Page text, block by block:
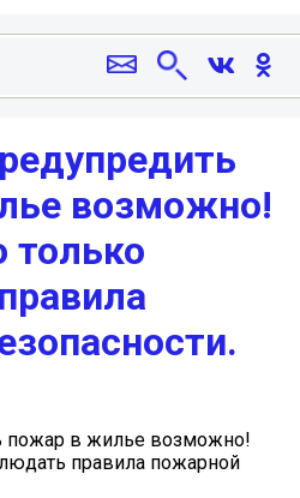
возможно!
только
пожар в жилье возможно!
правила пожарной